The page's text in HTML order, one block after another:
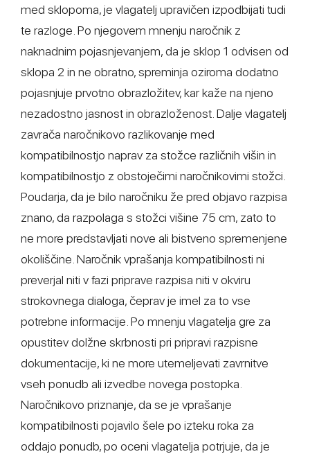
med sklopoma, je vlagatelj upravičen izpodbijati tudi
te razloge. Po njegovem mnenju naročnik z
naknadnim pojasnjevanjem, da je sklop 1 odvisen od
sklopa 2 in ne obratno, spreminja oziroma dodatno
pojasnjuje prvotno obrazložitev, kar kaže na njeno
nezadostno jasnost in obrazloženost. Dalje vlagatelj
zavrača naročnikovo razlikovanje med
kompatibilnostjo naprav za stožce različnih višin in
kompatibilnostjo z obstoječimi naročnikovimi stožci.
Poudarja, da je bilo naročniku že pred objavo razpisa
znano, da razpolaga s stožci višine 75 cm, zato to
ne more predstavljati nove ali bistveno spremenjene
okoliščine. Naročnik vprašanja kompatibilnosti ni
preverjal niti v fazi priprave razpisa niti v okviru
strokovnega dialoga, čeprav je imel za to vse
potrebne informacije. Po mnenju vlagatelja gre za
opustitev dolžne skrbnosti pri pripravi razpisne
dokumentacije, ki ne more utemeljevati zavrnitve
vseh ponudb ali izvedbe novega postopka.
Naročnikovo priznanje, da se je vprašanje
kompatibilnosti pojavilo šele po izteku roka za
oddajo ponudb, po oceni vlagatelja potrjuje, da je